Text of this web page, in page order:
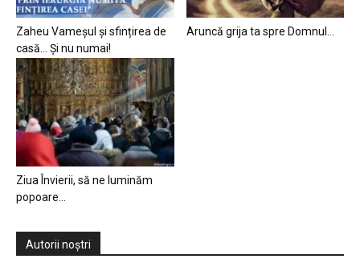
Zaheu Vameșul și sfințirea de
casă… Și nu numai!
Aruncă grija ta spre Domnul…
Ziua Învierii, să ne luminăm
popoare…
Autorii noștri